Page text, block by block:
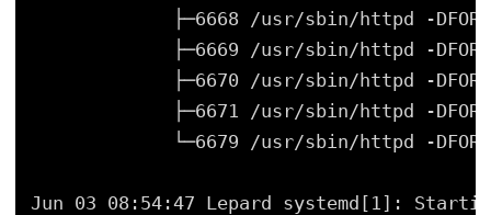
├─6668 /usr/sbin/httpd
-
├─6669 /usr/sbin/httpd
-
├─6670 /usr/sbin/httpd
-
├─6671 /usr/sbin/httpd
-
└─6679 /usr/sbin/httpd -
Jun 03 08:54:47 Lepard systemd[1]: